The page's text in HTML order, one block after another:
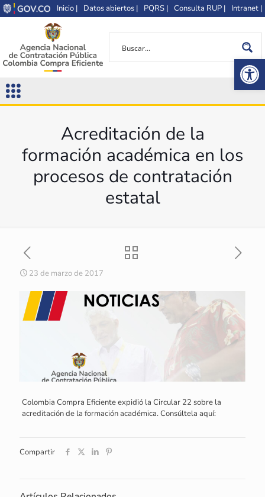
Inicio | Datos abiertos | PQRS | Consulta RUP | Intranet |
Acreditación de la
formación académica en los
procesos de contratación
estatal
23 de marzo de 2017
Colombia Compra Eficiente expidió la Circular 22 sobre la
acreditación de la formación académica. Consúltela aquí:
Compartir